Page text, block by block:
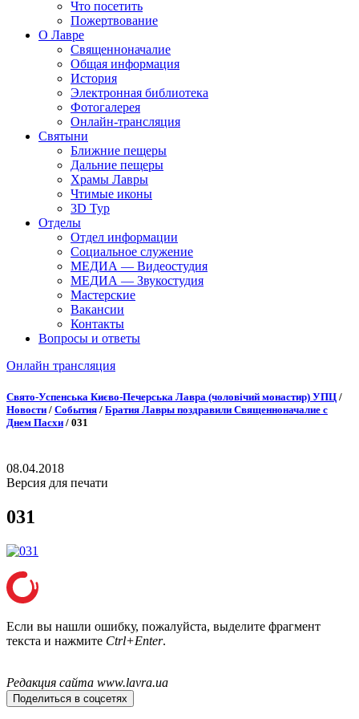
Что посетить
Пожертвование
О Лавре
Священноначалие
Общая информация
История
Электронная библиотека
Фотогалерея
Онлайн-трансляция
Святыни
Ближние пещеры
Дальние пещеры
Храмы Лавры
Чтимые иконы
3D Тур
Отделы
Отдел информации
Социальное служение
МЕДИА — Видеостудия
МЕДИА — Звукостудия
Мастерские
Вакансии
Контакты
Вопросы и ответы
Онлайн трансляция
Онлайн трансляция |12 сентября
Название трансляции
Свято-Успенська Києво-Печерська Лавра (чоловічий монастир) УПЦ /
Новости / События / Братия Лавры поздравили Священноначалие с
Днем Пасхи / 031
08.04.2018
Версия для печати
031
Если вы нашли ошибку, пожалуйста, выделите фрагмент
текста и нажмите Ctrl+Enter.
Редакция сайта www.lavra.ua
Поделиться в соцсетях